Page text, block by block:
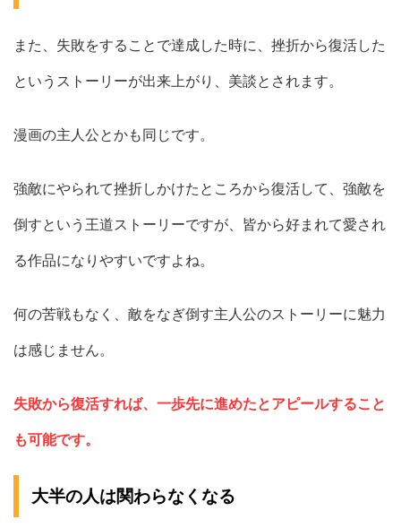
また、失敗をすることで達成した時に、挫折から復活した
というストーリーが出来上がり、美談とされます。
漫画の主人公とかも同じです。
強敵にやられて挫折しかけたところから復活して、強敵を
倒すという王道ストーリーですが、皆から好まれて愛され
る作品になりやすいですよね。
何の苦戦もなく、敵をなぎ倒す主人公のストーリーに魅力
は感じません。
失敗から復活すれば、一歩先に進めたとアピールすること
も可能です。
大半の人は関わらなくなる